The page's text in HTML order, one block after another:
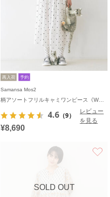
再入荷 予約
Samansa Mos2
柄アソートフリルキャミワンピース《WEB限定カラーあり》
4.6 （9）
レビュー
を見る
¥8,690
SOLD OUT